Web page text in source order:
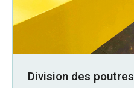
Division des poutres